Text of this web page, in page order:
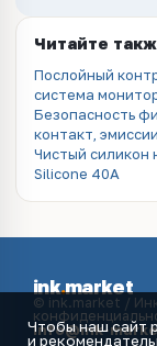
Читайте
Послойный
система
Безопасность
контакт,
Чистый силикон
Silicone 40A
ink.market
© ink.market /
info@ink-
Чтобы наш сайт
и